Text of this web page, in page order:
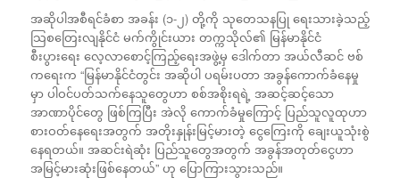
အဆိုပါအစီရင်ခံစာ အခန်း (၁-၂) တို့ကို သုတေသနပြု ရေးသားခဲ့သည့်
သြစတြေးလျနိုင်ငံ မက်ကွိုင်းယား တက္ကသိုလ်၏ မြန်မာနိုင်ငံ
စီးပွားရေး လေ့လာစောင့်ကြည့်ရေးအဖွဲ့မှ ဒေါက်တာ အယ်လီဆင် ဗစ်
ကရေးက “မြန်မာနိုင်ငံတွင်း အဆိုပါ ပရမ်းပတာ အခွန်ကောက်ခံနေမှု
မှာ ပါဝင်ပတ်သက်နေသူတွေဟာ စစ်အစိုးရရဲ့ အဆင့်ဆင့်သော
အာဏာပိုင်တွေ ဖြစ်ကြပြီး အဲလို ကောက်ခံမှုကြောင့် ပြည်သူလူထုဟာ
စားဝတ်နေရေးအတွက် အတိုးနှုန်းမြင့်မားတဲ့ ငွေကြေးကို ချေးယူသုံးစွဲ
နေရတယ်။ အဆင်းရဲဆုံး ပြည်သူတွေအတွက် အခွန်အတုတ်ငွေဟာ
အမြင့်မားဆုံးဖြစ်နေတယ်” ဟု ပြောကြားသွားသည်။